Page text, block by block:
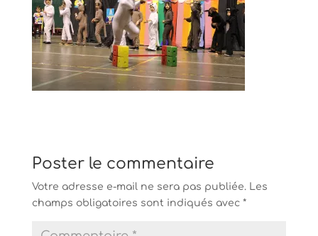
Poster le commentaire
Votre adresse e-mail ne sera pas publiée. Les
champs obligatoires sont indiqués avec *